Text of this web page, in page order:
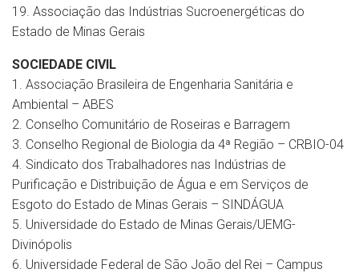
19. Associação das Indústrias Sucroenergéticas do
Estado de Minas Gerais
SOCIEDADE CIVIL
1. Associação Brasileira de Engenharia Sanitária e
Ambiental – ABES
2. Conselho Comunitário de Roseiras e Barragem
3. Conselho Regional de Biologia da 4ª Região – CRBIO-04
4. Sindicato dos Trabalhadores nas Indústrias de
Purificação e Distribuição de Água e em Serviços de
Esgoto do Estado de Minas Gerais – SINDÁGUA
5. Universidade do Estado de Minas Gerais/UEMG-
Divinópolis
6. Universidade Federal de São João del Rei – Campus